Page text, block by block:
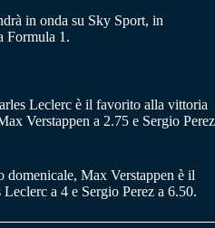
in onda su Sky Sport, in
Formula 1.
Leclerc è il favorito alla vittoria
Verstappen a 2.75 e Sergio Perez
domenicale, Max Verstappen è il
a 4 e Sergio Perez a 6.50.